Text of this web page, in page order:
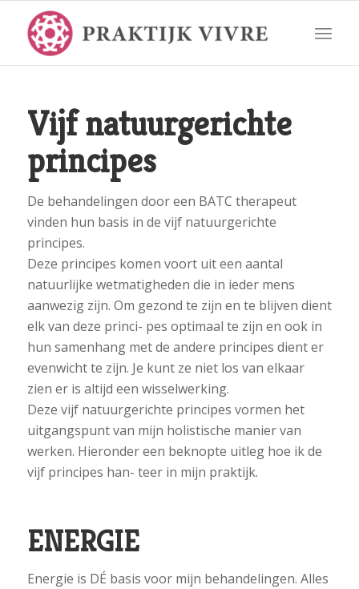
Vijf natuurgerichte
principes
De behandelingen door een BATC therapeut
vinden hun basis in de vijf natuurgerichte
principes.
Deze principes komen voort uit een aantal
natuurlijke wetmatigheden die in ieder mens
aanwezig zijn. Om gezond te zijn en te blijven dient
elk van deze princi- pes optimaal te zijn en ook in
hun samenhang met de andere principes dient er
evenwicht te zijn. Je kunt ze niet los van elkaar
zien er is altijd een wisselwerking.
Deze vijf natuurgerichte principes vormen het
uitgangspunt van mijn holistische manier van
werken. Hieronder een beknopte uitleg hoe ik de
vijf principes han- teer in mijn praktijk.
ENERGIE
Energie is DÉ basis voor mijn behandelingen. Alles